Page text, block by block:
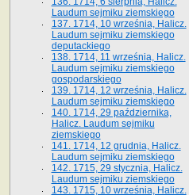
Laudum sejmiku ziemskiego
137. 1714, 10 września, Halicz.
Laudum sejmiku ziemskiego
deputackiego
138. 1714, 11 września, Halicz.
Laudum sejmiku ziemskiego
gospodarskiego
139. 1714, 12 września, Halicz.
Laudum sejmiku ziemskiego
140. 1714, 29 października,
Halicz. Laudum sejmiku
ziemskiego
141. 1714, 12 grudnia, Halicz.
Laudum sejmiku ziemskiego
142. 1715, 29 stycznia, Halicz.
Laudum sejmiku ziemskiego
143. 1715, 10 września, Halicz.